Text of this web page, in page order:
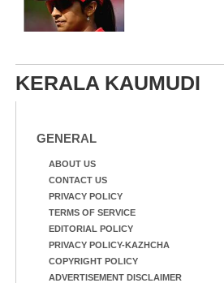
KERALA KAUMUDI
GENERAL
ABOUT US
CONTACT US
PRIVACY POLICY
TERMS OF SERVICE
EDITORIAL POLICY
PRIVACY POLICY-KAZHCHA
COPYRIGHT POLICY
ADVERTISEMENT DISCLAIMER